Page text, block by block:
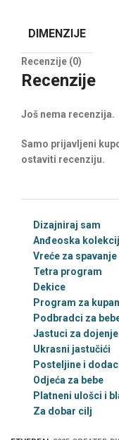
DIMENZIJE
Recenzije (0)
Recenzije
Još nema recenzija.
Samo prijavljeni
ostaviti recenziju.
Dizajniraj sam
Anđeoska
Vreće za spavanje
Tetra program
Dekice
Program za
Podbradci za
Jastuci za
Ukrasni jastučići
Posteljine i
Odjeća za bebe
Platneni ulošci i
Za dobar cilj